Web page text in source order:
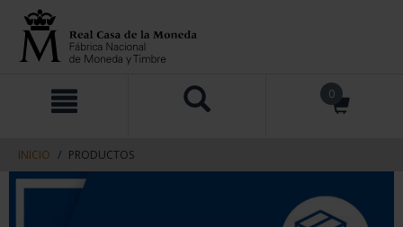
contenido
navegacin
0
INICIO PRODUCTOS